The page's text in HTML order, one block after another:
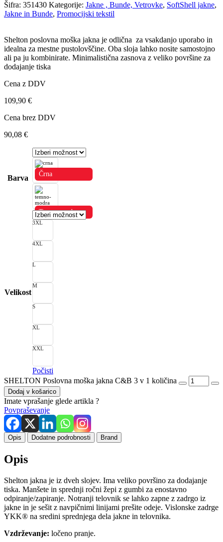
Šifra: 351430 Kategorije: Jakne , Bunde, Vetrovke, SoftShell jakne,
Jakne in Bunde, Promocijski tekstil
Shelton poslovna moška jakna je odlična za vsakdanjo uporabo in
idealna za mestne pustolovščine. Oba sloja lahko nosite samostojno
ali pa ju kombinirate. Minimalistična zasnova z veliko površine za
dodajanje tiska
Cena z DDV
109,90 €
Cena brez DDV
90,08 €
Barva Črna
Temno modra
Velikost
3XL
4XL
L
M
S
XL
XXL
Počisti
SHELTON Poslovna moška jakna C&B 3 v 1 količina
Dodaj v košarico
Imate vprašanje glede artikla ?
Povpraševanje
Opis Dodatne podrobnosti Brand
Opis
Shelton jakna je iz dveh slojev. Ima veliko površino za dodajanje
tiska. Manšete in sprednji ročni žepi z gumbi za enostavno
odpiranje/zapiranje. Notranji telovnik se lahko zapne z zadrgo iz
jakne in je sešit z navpičnimi linijami prešite odeje. Vislonske zadrge
YKK® na sredini sprednjega dela jakne in telovnika.
Vzdrževanje: ločeno pranje.